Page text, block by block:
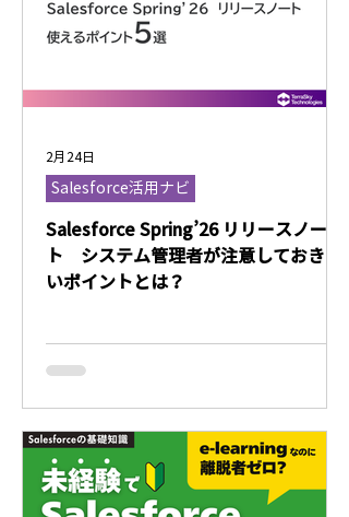
Salesforce Spring’26 リリースノー
ト システム管理者が注意しておきた
いポイントとは？
Salesforce活用ナビ
2月24日